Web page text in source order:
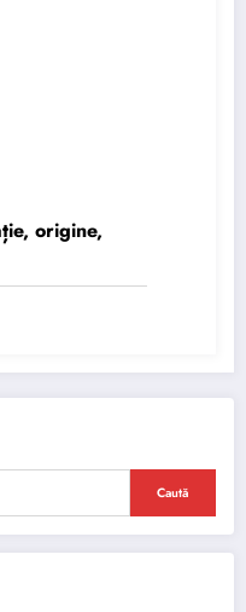
origine,
Caută